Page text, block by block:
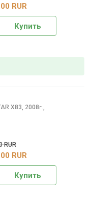
RUR
Купить
X83, 2008г.,
RUR
RUR
Купить